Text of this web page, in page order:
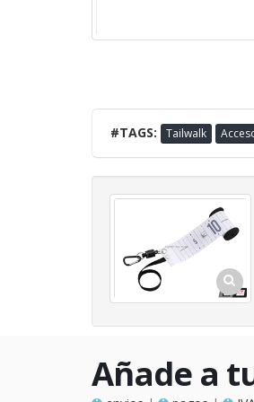
#TAGS: Tailwalk
Añade a